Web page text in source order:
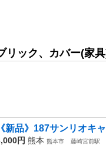
リック、カバー(家
《新品》187サンリオキ
円 熊本 熊本市 藤崎宮前駅